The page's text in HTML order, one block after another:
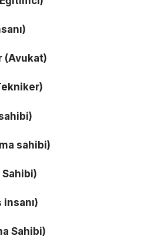
(Avukat)
sahibi)
Sahibi)
Sahibi)